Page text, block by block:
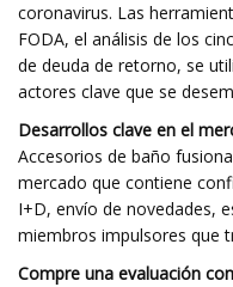
coronavirus. Las
FODA, el análisis de los
de deuda de retorno, se
actores clave que se
Desarrollos clave en el
Accesorios de baño
mercado que contiene
I+D, envío de novedades,
miembros impulsores que
Compre una evaluación